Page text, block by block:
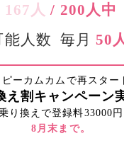
167人/ 200人中
能人数 毎月 50
ーカムカムで再スター
え割キャンペーン
り換えで登録料33000
8月末まで。